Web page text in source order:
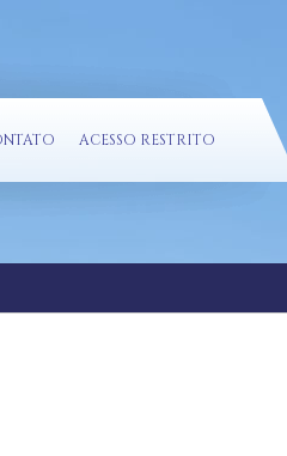
ACESSO RESTRITO